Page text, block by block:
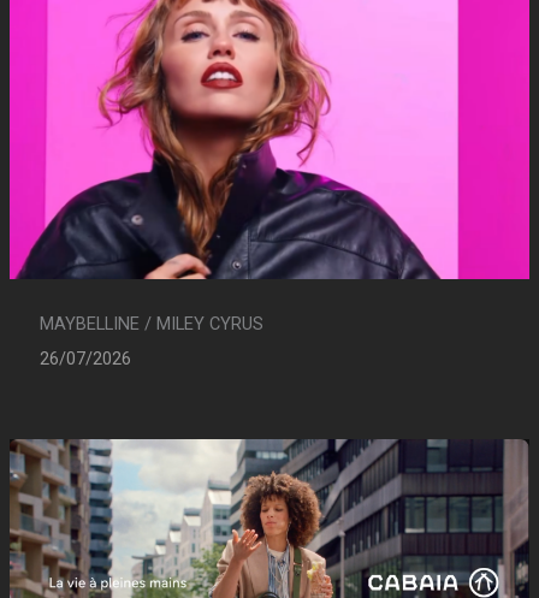
MAYBELLINE / MILEY CYRUS
26/07/2026